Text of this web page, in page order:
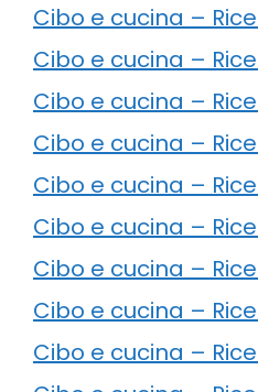
Cibo e cucina –
Cibo e cucina –
Cibo e cucina –
Cibo e cucina –
Cibo e cucina –
Cibo e cucina –
Cibo e cucina –
Cibo e cucina –
Cibo e cucina –